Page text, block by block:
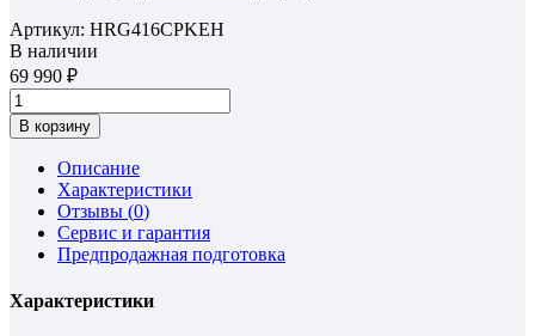
Артикул: HRG416CPKEH
В наличии
69 990
В корзину
Описание
Характеристики
Отзывы (0)
Сервис и гарантия
Предпродажная подготовка
Характеристики